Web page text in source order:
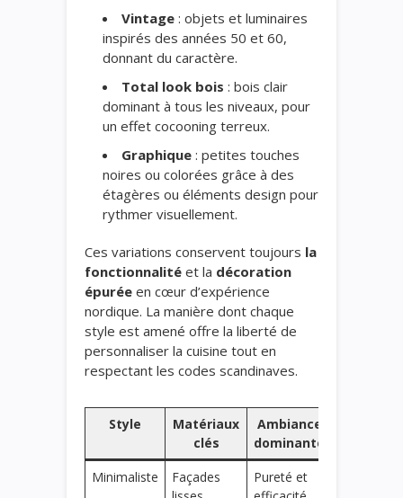
Vintage : objets et luminaires
inspirés des années 50 et 60,
donnant du caractère.
Total look bois : bois clair
dominant à tous les niveaux, pour
un effet cocooning terreux.
Graphique : petites touches
noires ou colorées grâce à des
étagères ou éléments design pour
rythmer visuellement.
Ces variations conservent toujours la
fonctionnalité et la décoration
épurée en cœur d’expérience
nordique. La manière dont chaque
style est amené offre la liberté de
personnaliser la cuisine tout en
respectant les codes scandinaves.
Style
Matériaux
clés
Ambiance
dominante
Minimaliste
Façades
Pureté et